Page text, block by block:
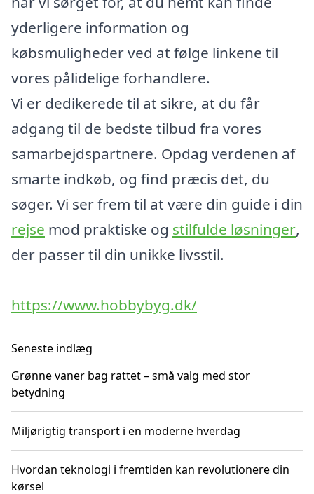
yderligere information og
købsmuligheder ved at følge linkene til
vores pålidelige forhandlere.
Vi er dedikerede til at sikre, at du får
adgang til de bedste tilbud fra vores
samarbejdspartnere. Opdag verdenen af
smarte indkøb, og find præcis det, du
søger. Vi ser frem til at være din guide i din
rejse mod praktiske og stilfulde løsninger,
der passer til din unikke livsstil.
https://www.hobbybyg.dk/
Seneste indlæg
Grønne vaner bag rattet – små valg med stor
betydning
Miljørigtig transport i en moderne hverdag
Hvordan teknologi i fremtiden kan revolutionere din
kørsel